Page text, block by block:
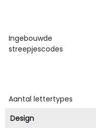
Ingebouwde
streepjescodes
Aantal lettertypes
Design